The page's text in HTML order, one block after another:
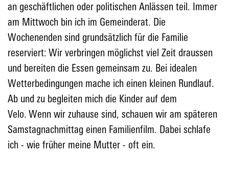
an geschäftlichen oder politischen Anlässen teil. Immer
am Mittwoch bin ich im Gemeinderat. Die
Wochenenden sind grundsätzlich für die Familie
reserviert: Wir verbringen möglichst viel Zeit draussen
und bereiten die Essen gemeinsam zu. Bei idealen
Wetterbedingungen mache ich einen kleinen Rundlauf.
Ab und zu begleiten mich die Kinder auf dem
Velo. Wenn wir zuhause sind, schauen wir am späteren
Samstagnachmittag einen Familienfilm. Dabei schlafe
ich - wie früher meine Mutter - oft ein.